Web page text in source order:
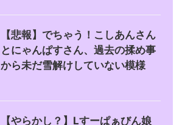
【悲報】でちゃう！こしあんさん
とにゃんぱすさん、過去の揉め事
から未だ雪解けしていない模様
【やらかし？】Lすーぱぁびん娘